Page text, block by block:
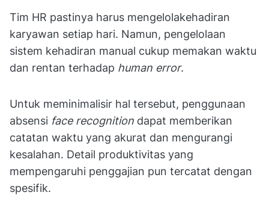
Tim HR pastinya harus mengelolakehadiran
karyawan setiap hari. Namun, pengelolaan
sistem kehadiran manual cukup memakan waktu
dan rentan terhadap human error.
Untuk meminimalisir hal tersebut, penggunaan
absensi face recognition dapat memberikan
catatan waktu yang akurat dan mengurangi
kesalahan. Detail produktivitas yang
mempengaruhi penggajian pun tercatat dengan
spesifik.